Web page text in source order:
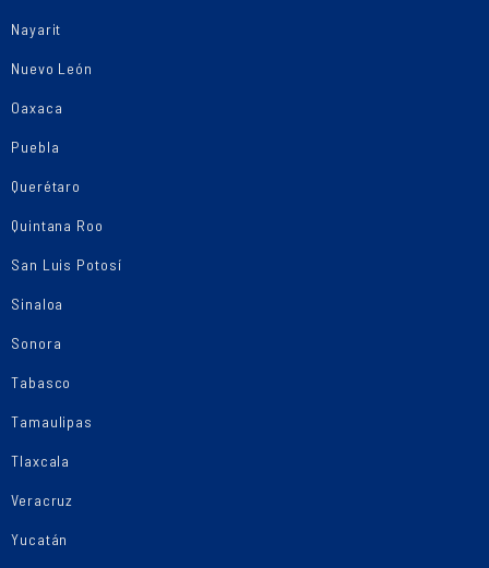
Nayarit
Nuevo León
Oaxaca
Puebla
Querétaro
Quintana Roo
San Luis Potosí
Sinaloa
Sonora
Tabasco
Tamaulipas
Tlaxcala
Veracruz
Yucatán